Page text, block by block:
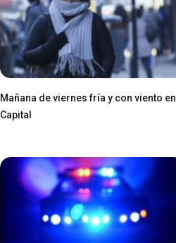
Mañana de viernes fría y con viento en
Capital